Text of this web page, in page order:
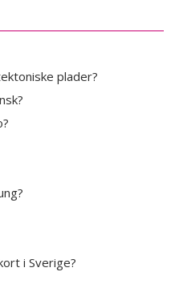
plader?
i Sverige?